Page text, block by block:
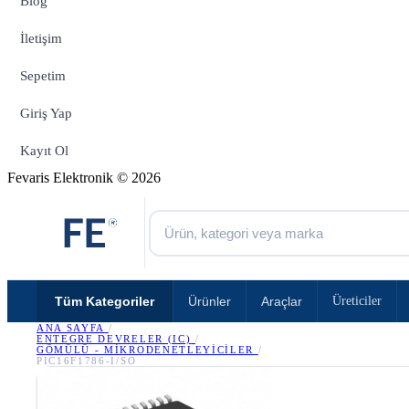
İletişim
Sepetim
Giriş Yap
Kayıt Ol
Fevaris Elektronik © 2026
Tüm Kategoriler Ürünler Araçlar Üreticiler
ANA SAYFA /
ENTEGRE DEVRELER (IC) /
GÖMÜLÜ - MIKRODENETLEYICILER
/
PIC16F1786-I/SO